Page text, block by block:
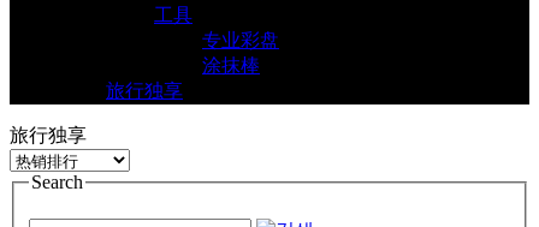
工具
专业彩盘
涂抹棒
旅行独享
旅行独享
Search